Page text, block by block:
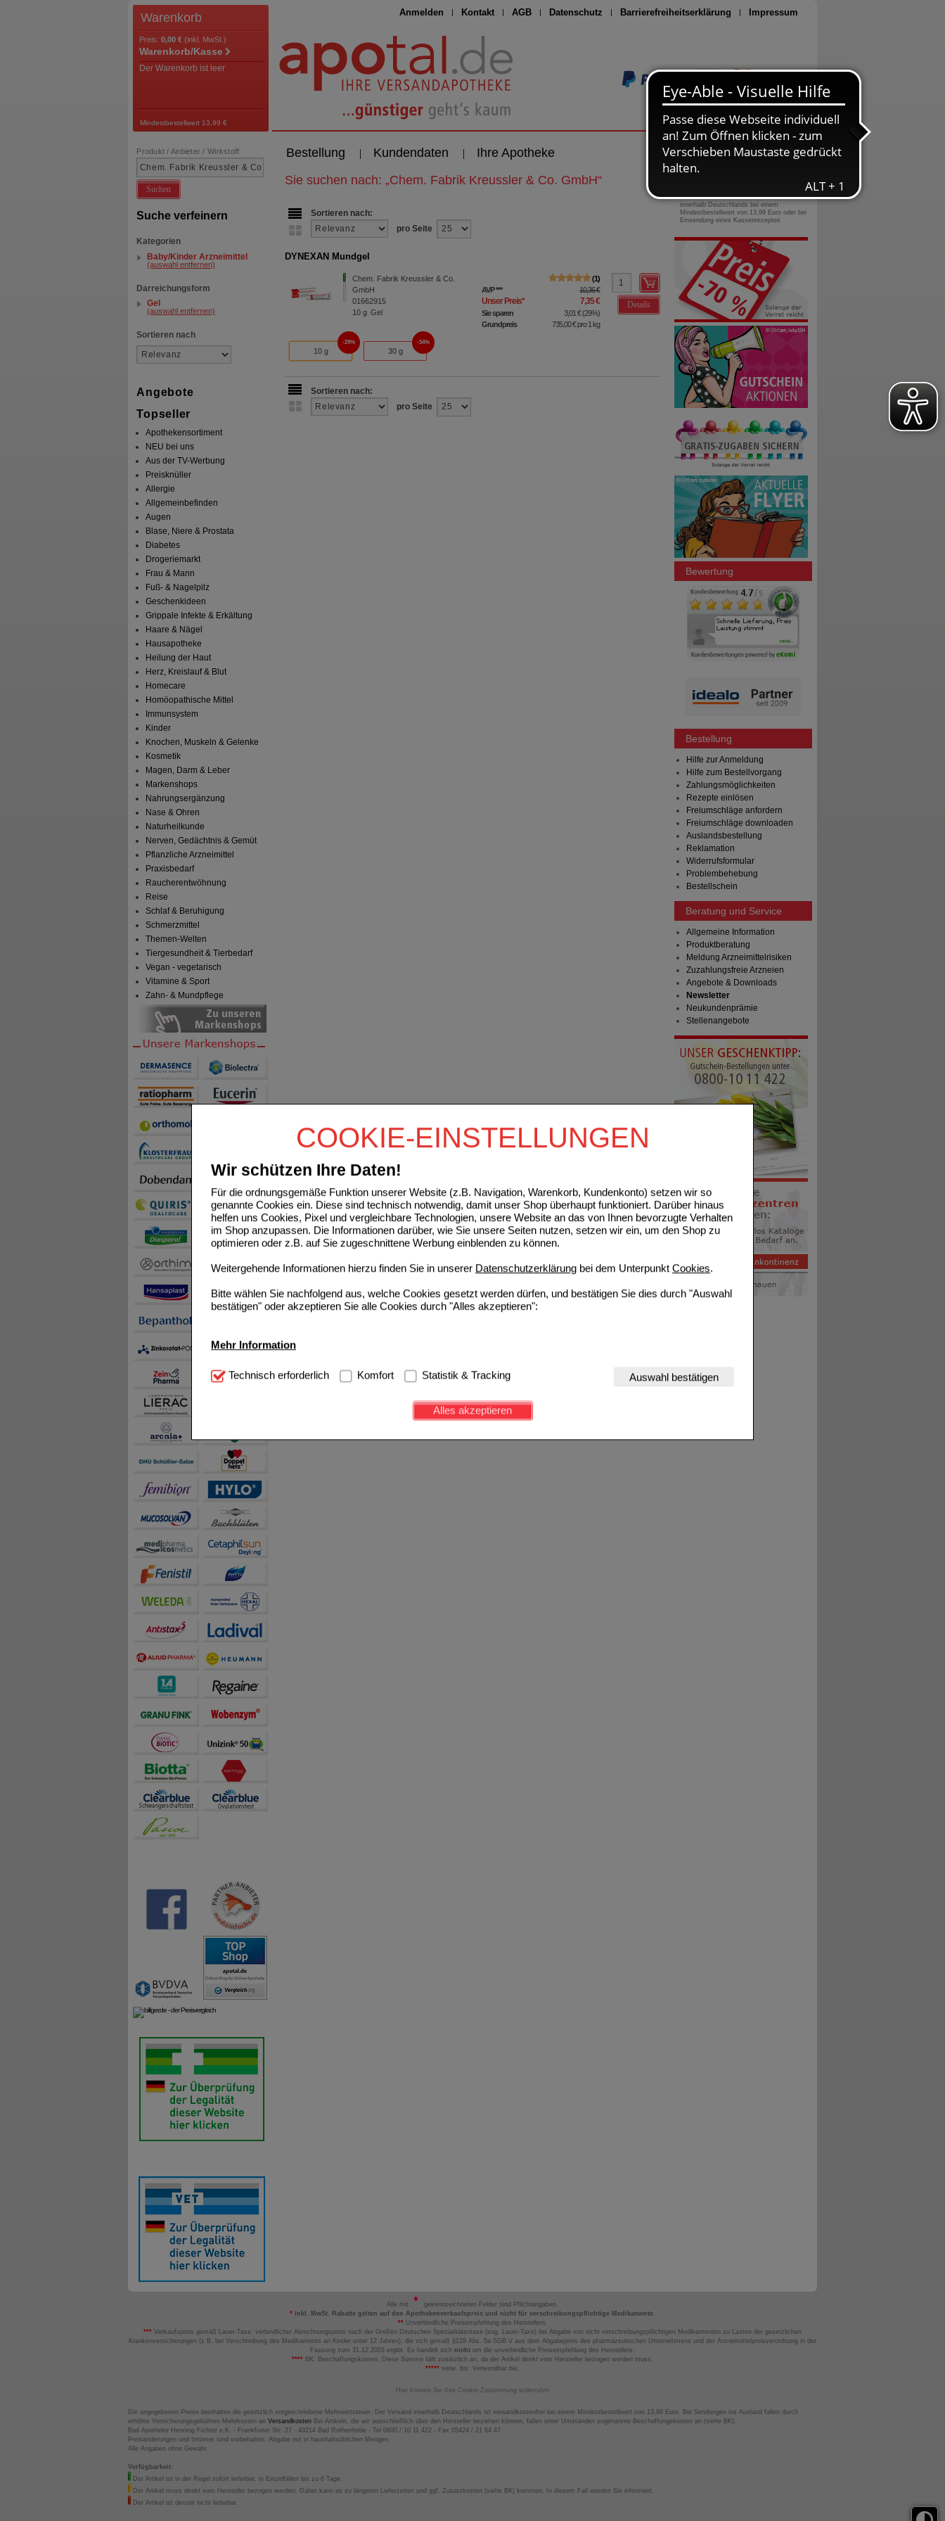
COOKIE-EINSTELLUNGEN
Wir schützen Ihre Daten!
Für die ordnungsgemäße Funktion unserer Website (z.B. Navigation, Warenkorb, Kundenkonto) setzen wir so
genannte Cookies ein. Diese sind technisch notwendig, damit unser Shop überhaupt funktioniert. Darüber hinaus
helfen uns Cookies, Pixel und vergleichbare Technologien, unsere Website an das von Ihnen bevorzugte Verhalten
im Shop anzupassen. Die Informationen darüber, wie Sie unsere Seiten nutzen, setzen wir ein, um den Shop zu
optimieren oder z.B. auf Sie zugeschnittene Werbung einblenden zu können.
Weitergehende Informationen hierzu finden Sie in unserer Datenschutzerklärung bei dem Unterpunkt Cookies.
Bitte wählen Sie nachfolgend aus, welche Cookies gesetzt werden dürfen, und bestätigen Sie dies durch "Auswahl
bestätigen" oder akzeptieren Sie alle Cookies durch "Alles akzeptieren":
Mehr Information
Technisch Notwendig: Hierbei handelt es sich um Cookies, die für die Grundfunktionen unserer Website
notwendig sind (z.B. Navigation, Warenkorb, Kundenkonto), weshalb auf diese nicht verzichtet werden kann.
Diese Cookies werden genutzt um das Einkaufserlebnis noch ansprechender zu gestalten,
beispielsweise für die Wiedererkennung des Besuchers oder unsere Seite an bevorzugte Verhaltensweisen (z.B.
Inhalte anzuzeigen und unser Partnerprogramm zu betreiben.
Statistik & Tracking:
sammeln, mit deren Hilfe wir unsere Website weiter für Sie optimieren können, den Inhalt auf unserer Website aber
auch die Werbung auf Drittseiten möglichst relevant für Sie zu gestalten. Bitte beachten Sie, dass Daten hierfür
teilweise an Dritte wie z.B. Google oder soziale Medien übertragen werden.
Technisch erforderlich Komfort Statistik & Tracking Auswahl bestätigen
Alles akzeptieren
Anmelden Kontakt AGB Datenschutz Barrierefreiheitserklärung Impressum
Seite drucken
Warenkorb
Preis: 0,00 € (inkl. MwSt.)
Warenkorb/Kasse
Der Warenkorb ist leer
Mindestbestellwert 13,99 €
Bestellung Kundendaten Ihre Apotheke
Produkt / Anbieter / Wirkstoff
Suchen
Suche verfeinern
Kategorien
Baby/Kinder Arzneimittel
(auswahl entfernen)
Darreichungsform
Gel
(auswahl entfernen)
Sortieren nach
Angebote
Topseller
Apothekensortiment
NEU bei uns
Aus der TV-Werbung
Preisknüller
Allergie
Allgemeinbefinden
Augen
Blase, Niere & Prostata
Diabetes
Drogeriemarkt
Frau & Mann
Fuß- & Nagelpilz
Geschenkideen
Grippale Infekte & Erkältung
Haare & Nägel
Hausapotheke
Heilung der Haut
Herz, Kreislauf & Blut
Homecare
Homöopathische Mittel
Immunsystem
Kinder
Knochen, Muskeln & Gelenke
Kosmetik
Magen, Darm & Leber
Markenshops
Nahrungsergänzung
Nase & Ohren
Naturheilkunde
Nerven, Gedächtnis & Gemüt
Pflanzliche Arzneimittel
Praxisbedarf
Raucherentwöhnung
Reise
Schlaf & Beruhigung
Schmerzmittel
Themen-Welten
Tiergesundheit & Tierbedarf
Vegan - vegetarisch
Vitamine & Sport
Zahn- & Mundpflege
Sie suchen nach: „Chem. Fabrik Kreussler & Co. GmbH“
Sortieren nach:
pro Seite
DYNEXAN Mundgel
Chem. Fabrik Kreussler & Co.
GmbH
01662915
10g Gel
1
AVP*** 10,36 €
Unser Preis* 7,35 €
Sie sparen 3,01 €(29%)
Grundpreis
735,00 €pro 1 kg
Details
10 g
29%
30 g
34%
Sortieren nach:
pro Seite
0800-10 11 422
gebührenfreie Rufnummer
innerhalb Deutschlands bei einem
Mindestbestellwert von 13,99 Euro oder bei
Einsendung eines Kassenrezeptes
Bewertung
Bestellung
Hilfe zur Anmeldung
Hilfe zum Bestellvorgang
Zahlungsmöglichkeiten
Rezepte einlösen
Freiumschläge anfordern
Freiumschläge downloaden
Auslandsbestellung
Reklamation
Widerrufsformular
Problembehebung
Bestellschein
Beratung und Service
Allgemeine Information
Produktberatung
Meldung Arzneimittelrisiken
Zuzahlungsfreie Arzneien
Angebote & Downloads
Newsletter
Neukundenprämie
Stellenangebote
Alle mit
gekennzeichneten Felder sind Pflichtangaben.
* inkl. MwSt. Rabatte gelten auf den Apothekenverkaufspreis und nicht für verschreibungspflichtige Medikamente.
**Unverbindliche Preisempfehlung des Herstellers.
*** Verkaufspreis gemäß Lauer-Taxe; verbindlicher Abrechnungspreis nach der Großen Deutschen Spezialitätentaxe (sog. Lauer-Taxe) bei Abgabe von nicht verschreibungspflichtigen Medikamenten zu Lasten der gesetzlichen
Krankenversicherungen (z.B. bei Verschreibung des Medikaments an Kinder unter 12 Jahren), die sich gemäß §129 Abs. 5a SGB V aus dem Abgabepreis des pharmazeutischen Unternehmens und der Arzneimittelpreisverordnung in der
Fassung zum 31.12.2003 ergibt. Es handelt sich nicht um die unverbindliche Preisempfehlung des Herstellers.
**** BK: Beschaffungskosten. Diese Summe fällt zusätzlich an, da der Artikel direkt vom Hersteller bezogen werden muss.
***** verw. bis: Verwendbar bis.
Hier können Sie Ihre Cookie-Zustimmung widerrufen
Die angegebenen Preise beinhalten die gesetzlich vorgeschriebene Mehrwertsteuer. Der Versand innerhalb Deutschlands ist versandkostenfrei bei einem Mindestbestellwert von 13,99 Euro. Bei Sendungen ins Ausland fallen durch
erhöhte Versicherungsgebühren Mehrkosten an Versandkosten Bei Artikeln, die wir ausschließlich über den Hersteller beziehen können, fallen unter Umständen sogenannte Beschaffungskosten an (siehe BK).
Bad Apotheke Henning Fichter e.K. - Frankfurter Str. 27 - 49214 Bad Rothenfelde - Tel 0800 / 10 11 422 - Fax 05424 / 21 64 47
Preisänderungen und Irrtümer sind vorbehalten. Abgabe nur in haushaltsüblichen Mengen.
Alle Angaben ohne Gewähr.
Verfügbarkeit:
Der Artikel ist in der Regel sofort lieferbar, in Einzelfällen bis zu 6 Tage.
Der Artikel muss direkt vom Hersteller bezogen werden. Daher kann es zu längeren Lieferzeiten und ggf. Zusatzkosten (siehe BK) kommen. In diesem Fall werden Sie informiert.
Der Artikel ist derzeit nicht lieferbar.